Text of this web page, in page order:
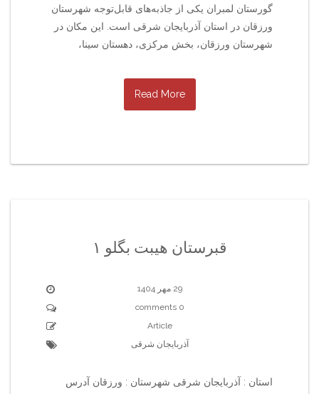
گورستان لمبران یکی از جاذبه‌های قابل‌توجه شهرستان
ورزقان در استان آذربایجان شرقی است. این مکان در
شهرستان ورزقان، بخش مرکزی، دهستان سینا،
Read More
قبرستان هیبت بگلو ۱
29 مهر 1404
0 comments
Article
آذربایجان شرقی
استان : آذربایجان شرقی شهرستان : ورزقان آدرس